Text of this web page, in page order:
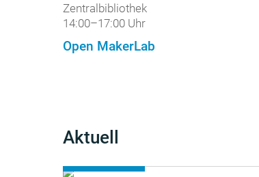
Zentralbibliothek
14:00–17:00 Uhr
Open MakerLab
Aktuell